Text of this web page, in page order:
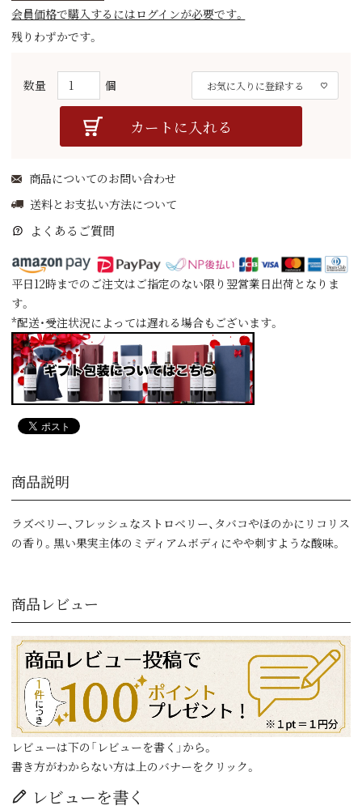
会員価格で購入するにはログインが必要です。
残りわずかです。
お気に入りに登録する
カートに入れる
商品についてのお問い合わせ
送料とお支払い方法について
よくあるご質問
平日12時までのご注文はご指定のない限り翌営業日出荷となりま
す。
*配送・受注状況によっては遅れる場合もございます。
商品説明
ラズベリー、フレッシュなストロベリー、タバコやほのかにリコリス
の香り。黒い果実主体のミディアムボディにやや刺すような酸味。
商品レビュー
レビューは下の「レビューを書く」から。
書き方がわからない方は上のバナーをクリック。
レビューを書く